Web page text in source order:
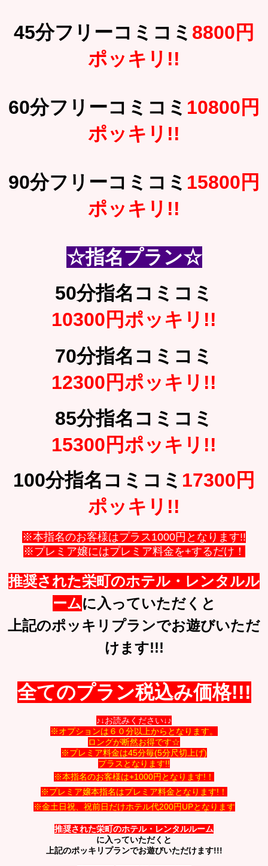
45分フリーコミコミ 8800円
ポッキリ!!
60分フリーコミコミ 10800円
ポッキリ!!
90分フリーコミコミ 15800円
ポッキリ!!
☆指名プラン☆
50分指名コミコミ
10300円ポッキリ!!
70分指名コミコミ
12300円ポッキリ!!
85分指名コミコミ
15300円ポッキリ!!
100分指名コミコミ 17300円
ポッキリ!!
※本指名のお客様はプラス1000円となります!!
※プレミア嬢にはプレミア料金を+するだけ！
推奨された栄町のホテル・レンタルル
ームに入っていただくと
上記のポッキリプランでお遊びいただ
けます!!!
全てのプラン税込み価格!!!
♪↓お読みください↓♪
※オプションは６０分以上からとなります。
ロングが断然お得です☆
※プレミア料金は45分毎(5分尺切上げ)
プラスとなります!!
※本指名のお客様は+1000円となります!！
※プレミア嬢本指名はプレミア料金となります!！
※金土日祝、祝前日だけホテル代200円UPとなります
推奨された栄町のホテル・レンタルルーム
に入っていただくと
上記のポッキリプランでお遊びいただけます!!!